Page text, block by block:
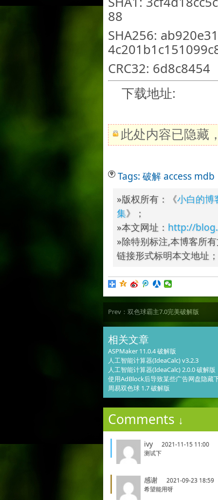
88
SHA256:
CRC32: 6d8c8454
下载地址:
此处内容已隐藏
Tags: 破解 access mdb
»版权所有：《小白的博
集》；
»本文网址： http://
»除特别标注,本博客所
链接形式标明本文地址；
Prev： 双色球霸主7.0完美破解版
相关文章
ASPMaker 11.0.4 破解版
人工智能计算器(IdeaCalc) v3.2.3
人工智能计算器(IdeaCalc) 2.0.0 破解版
使用AdBlock后导致某些广告网盘隐藏
周易双色球 1.7 破解版
Comments ↓
ivy
2021-11-15 11:00
测试下
感谢
2021-09-23 18:59
希望能用呀